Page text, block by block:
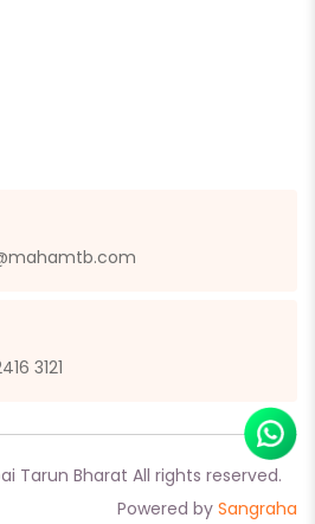
3121
Tarun Bharat All rights reserved.
Powered by Sangraha